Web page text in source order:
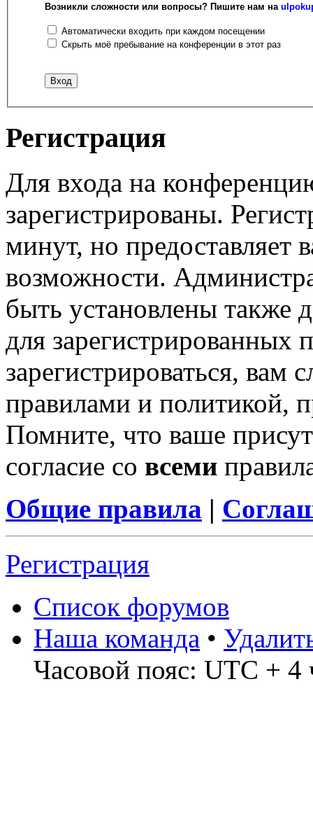
Возникли сложности или вопросы? Пишите нам на
Автоматически входить при каждом посещении
Скрыть моё пребывание на конференции в этот раз
Регистрация
Для входа на
зарегистрированы.
минут, но предоставляет
возможности.
быть установлены также
для зарегистрированных
зарегистрироваться, вам
правилами и политикой,
Помните, что ваше
согласие со всеми
Общие правила |
Регистрация
Список форумов
Наша команда •
Часовой пояс: UTC + 4